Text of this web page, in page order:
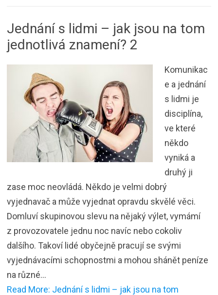
Jednání s lidmi – jak jsou na tom
jednotlivá znamení? 2
Komunikac
e a jednání
s lidmi je
disciplína,
ve které
někdo
vyniká a
druhý ji
zase moc neovládá. Někdo je velmi dobrý
vyjednavač a může vyjednat opravdu skvělé věci.
Domluví skupinovou slevu na nějaký výlet, vymámí
z provozovatele jednu noc navíc nebo cokoliv
dalšího. Takoví lidé obyčejně pracují se svými
vyjednávacími schopnostmi a mohou shánět peníze
na různé…
Read More: Jednání s lidmi – jak jsou na tom